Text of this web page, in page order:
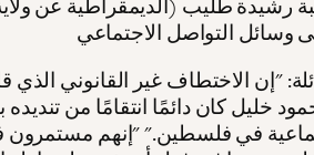
رشيدة طليب (الديمقراطية عن
"إن الاختطاف غير القانوني الذي
خليل كان دائمًا انتقامًا من
في فلسطين." "إنهم